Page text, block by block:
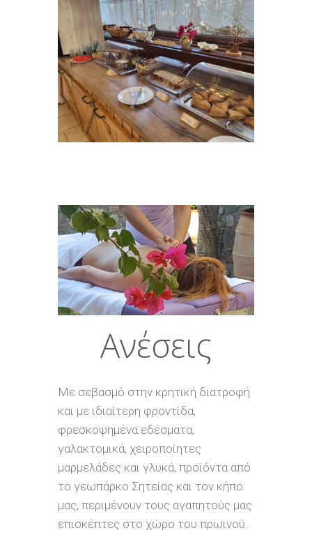
Ανέσεις
Με σεβασμό στην κρητική διατροφή
και με ιδιαίτερη φροντίδα,
φρεσκοψημένα εδέσματα,
γαλακτομικά, χειροποίητες
μαρμελάδες και γλυκά, προϊόντα από
το γεωπάρκο Σητείας και τον κήπο
μας, περιμένουν τους αγαπητούς μας
επισκέπτες στο χώρο του πρωινού.